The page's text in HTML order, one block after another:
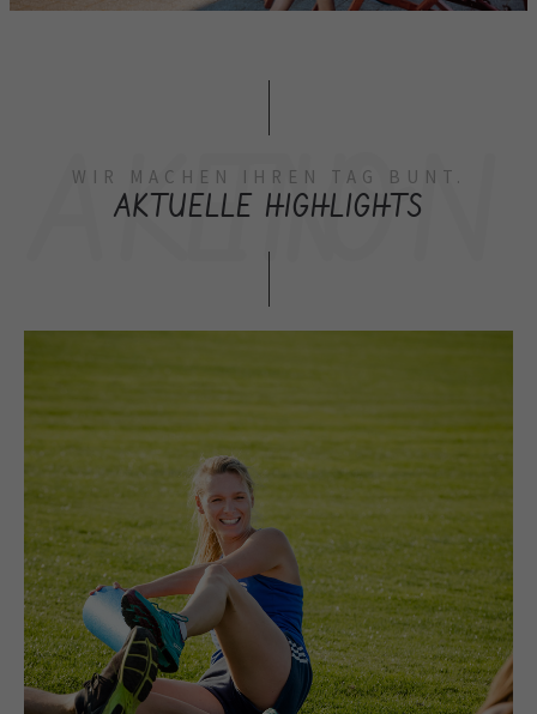
WIR MACHEN IHREN TAG BUNT.
AKTIONEN
AKTUELLE HIGHLIGHTS